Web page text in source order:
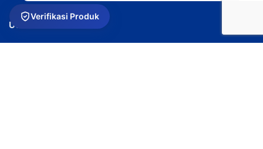
USEFUL LINKS
Verifikasi Produk